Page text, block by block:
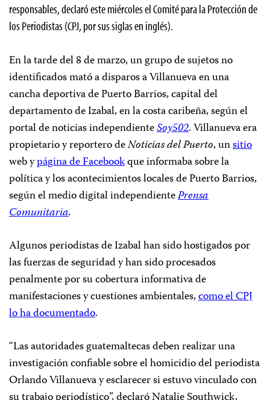
responsables, declaró este miércoles el Comité para la Protección de
los Periodistas (CPJ, por sus siglas en inglés).
En la tarde del 8 de marzo, un grupo de sujetos no
identificados mató a disparos a Villanueva en una
cancha deportiva de Puerto Barrios, capital del
departamento de Izabal, en la costa caribeña, según el
portal de noticias independienteSoy502. Villanueva era
propietario y reportero deNoticias del Puerto, unsitio
web ypágina de Facebookque informaba sobre la
política y los acontecimientos locales de Puerto Barrios,
según el medio digital independientePrensa
Comunitaria.
Algunos periodistas de Izabal han sido hostigados por
las fuerzas de seguridad y han sido procesados
penalmente por su cobertura informativa de
manifestaciones y cuestiones ambientales,como el CPJ
lo ha documentado.
“Las autoridades guatemaltecas deben realizar una
investigación confiable sobre el homicidio del periodista
Orlando Villanueva y esclarecer si estuvo vinculado con